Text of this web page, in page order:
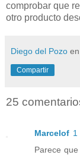
comprobar que
otro producto
Diego del Pozo en
Compartir
25
Marcelof 1
Parece